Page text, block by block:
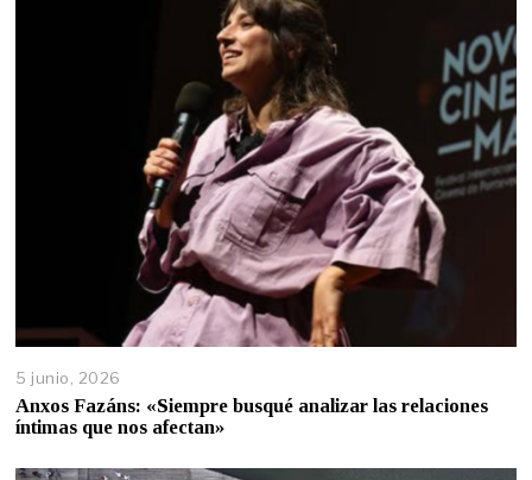
5 junio, 2026
Anxos Fazáns: «Siempre busqué analizar las relaciones
íntimas que nos afectan»